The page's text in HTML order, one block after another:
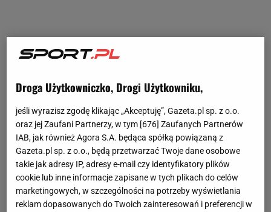
Droga Użytkowniczko, Drogi Użytkowniku,
jeśli wyrazisz zgodę klikając „Akceptuję”, Gazeta.pl sp. z o.o.
oraz jej Zaufani Partnerzy, w tym [676] Zaufanych Partnerów
IAB, jak również Agora S.A. będąca spółką powiązaną z
Gazeta.pl sp. z o.o., będą przetwarzać Twoje dane osobowe
takie jak adresy IP, adresy e-mail czy identyfikatory plików
cookie lub inne informacje zapisane w tych plikach do celów
marketingowych, w szczególności na potrzeby wyświetlania
reklam dopasowanych do Twoich zainteresowań i preferencji w